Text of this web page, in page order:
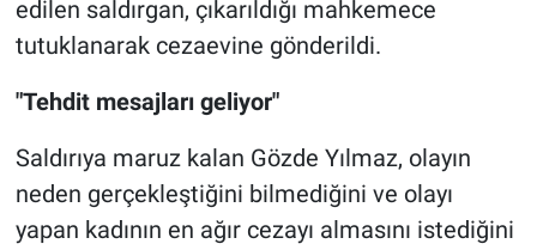
edilen saldırgan, çıkarıldığı mahkemece
tutuklanarak cezaevine gönderildi.
"Tehdit mesajları geliyor"
Saldırıya maruz kalan Gözde Yılmaz, olayın
neden gerçekleştiğini bilmediğini ve olayı
yapan kadının en ağır cezayı almasını istediğini